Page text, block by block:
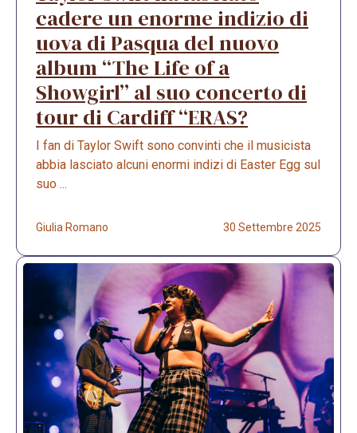
cadere un enorme indizio di
uova di Pasqua del nuovo
album “The Life of a
Showgirl” al suo concerto di
tour di Cardiff “ERAS?
I fan di Taylor Swift sono convinti che il musicista
abbia lasciato alcuni enormi indizi di Easter Egg sul
suo ...
Giulia Romano 30 Settembre 2025